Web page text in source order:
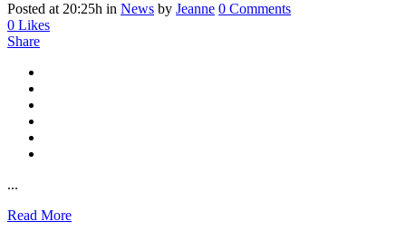
Posted at 20:25h in News by Jeanne 0 Comments
0 Likes
Share
...
Read More